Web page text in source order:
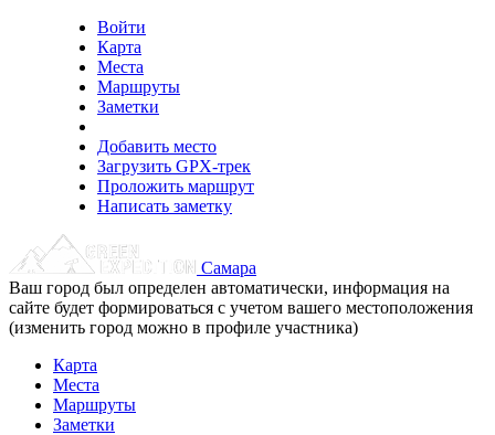
Войти
Карта
Места
Маршруты
Заметки
Добавить место
Загрузить GPX-трек
Проложить маршрут
Написать заметку
Самара
Ваш город был определен автоматически, информация на
сайте будет формироваться с учетом вашего местоположения
(изменить город можно в профиле участника)
Карта
Места
Маршруты
Заметки